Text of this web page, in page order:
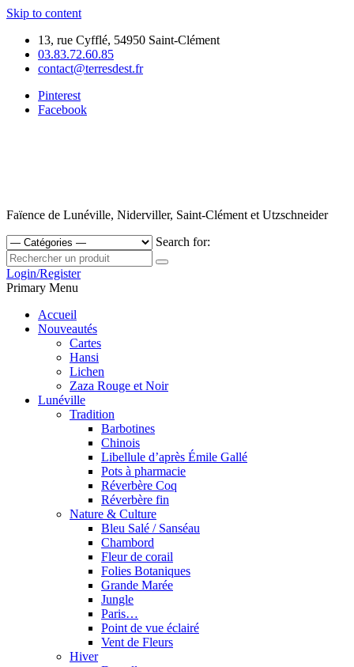
Skip to content
13, rue Cyfflé, 54950 Saint-Clément
03.83.72.60.85
contact@terresdest.fr
Pinterest
Facebook
Faïence de Lunéville, Niderviller, Saint-Clément et Utzschneider
Search for:
Login/Register
Primary Menu
Accueil
Nouveautés
Cartes
Hansi
Lichen
Zaza Rouge et Noir
Lunéville
Tradition
Barbotines
Chinois
Libellule d’après Émile Gallé
Pots à pharmacie
Réverbère Coq
Réverbère fin
Nature & Culture
Bleu Salé / Sanséau
Chambord
Fleur de corail
Folies Botaniques
Grande Marée
Jungle
Paris…
Point de vue éclairé
Vent de Fleurs
Hiver